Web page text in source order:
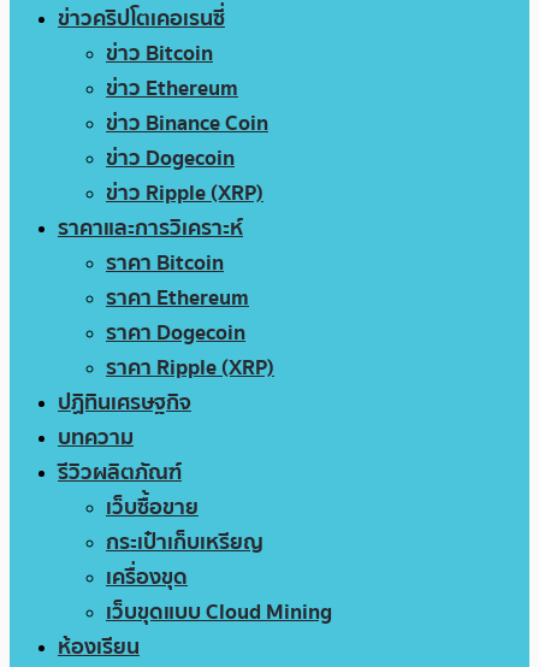
ข่าวคริปโตเคอเรนซี่
ข่าว Bitcoin
ข่าว Ethereum
ข่าว Binance Coin
ข่าว Dogecoin
ข่าว Ripple (XRP)
ราคาและการวิเคราะห์
ราคา Bitcoin
ราคา Ethereum
ราคา Dogecoin
ราคา Ripple (XRP)
ปฏิทินเศรษฐกิจ
บทความ
รีวิวผลิตภัณฑ์
เว็บซื้อขาย
กระเป๋าเก็บเหรียญ
เครื่องขุด
เว็บขุดแบบ Cloud Mining
ห้องเรียน